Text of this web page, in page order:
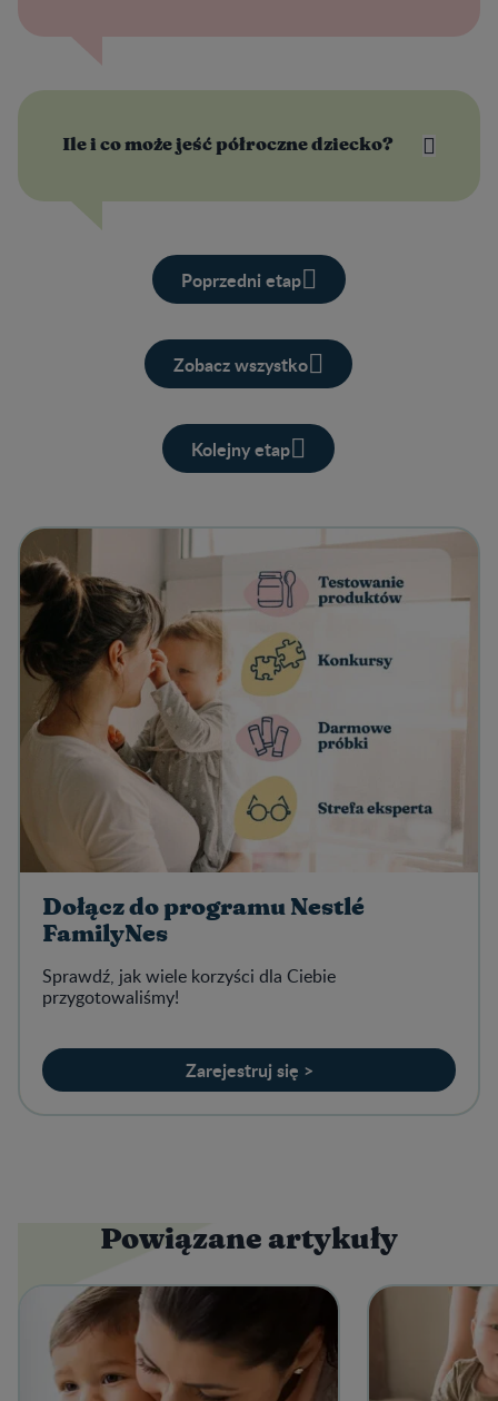
Ile i co może jeść półroczne dziecko?
Poprzedni etap
Zobacz wszystko
Kolejny etap
Dołącz do programu Nestlé
FamilyNes
Sprawdź, jak wiele korzyści dla Ciebie
przygotowaliśmy!
Zarejestruj się >
Powiązane artykuły